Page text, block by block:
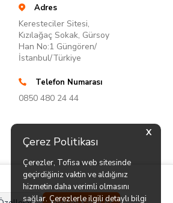
X
Çerez Politikası
Çerezler, Tofisa web sitesinde
geçirdiğiniz vaktin ve aldığınız
hizmetin daha verimli olmasını
sağlar. Çerezlerle ilgili detaylı bilgi
Adres
Keresteciler Sitesi,
Kızılağaç Sokak, Gürsoy
Han No:1 Güngören/
İstanbul/Türkiye
Telefon Numarası
0850 480 24 44